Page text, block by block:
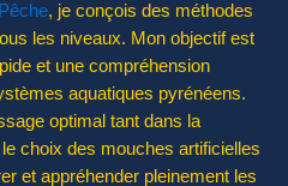
, je conçois des méthodes
les niveaux. Mon objectif est
et une compréhension
aquatiques pyrénéens.
optimal tant dans la
choix des mouches artificielles
et appréhender pleinement les